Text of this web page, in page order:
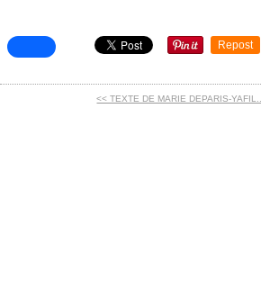
Repost
<< TEXTE DE MARIE DEPARIS-YAFIL...